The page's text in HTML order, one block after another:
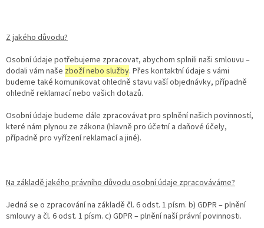
Z jakého důvodu?
Osobní údaje potřebujeme zpracovat, abychom splnili naši smlouvu –
dodali vám naše zboží nebo služby. Přes kontaktní údaje s vámi
budeme také komunikovat ohledně stavu vaší objednávky, případně
ohledně reklamací nebo vašich dotazů.
Osobní údaje budeme dále zpracovávat pro splnění našich povinností,
které nám plynou ze zákona (hlavně pro účetní a daňové účely,
případně pro vyřízení reklamací a jiné).
Na základě jakého právního důvodu osobní údaje zpracováváme?
Jedná se o zpracování na základě čl. 6 odst. 1 písm. b) GDPR – plnění
smlouvy a čl. 6 odst. 1 písm. c) GDPR – plnění naší právní povinnosti.